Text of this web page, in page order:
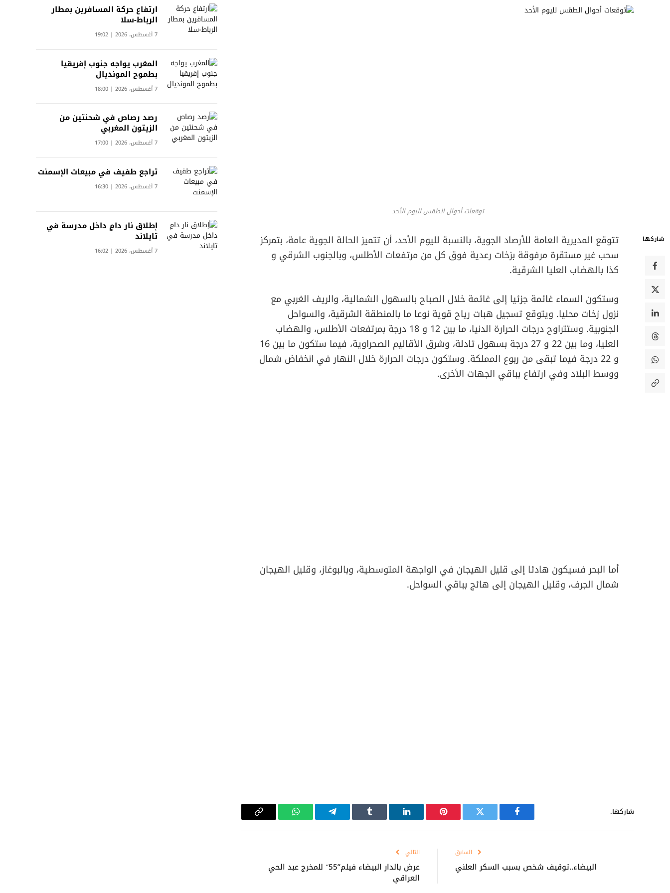
توقعات أحوال الطقس لليوم الأحد
شاركها
تتوقع المديرية العامة للأرصاد الجوية، بالنسبة لليوم الأحد، أن تتميز الحالة الجوية عامة، بتمركز
سحب غير مستقرة مرفوقة بزخات رعدية فوق كل من مرتفعات الأطلس، وبالجنوب الشرقي و
كذا بالهضاب العليا الشرقية.
وستكون السماء غائمة جزئيا إلى غائمة خلال الصباح بالسهول الشمالية، والريف الغربي مع
نزول زخات محليا. ويتوقع تسجيل هبات رياح قوية نوعا ما بالمنطقة الشرقية، والسواحل
الجنوبية. وستتراوح درجات الحرارة الدنيا، ما بين 12 و 18 درجة بمرتفعات الأطلس، والهضاب
العليا، وما بين 22 و 27 درجة بسهول تادلة، وشرق الأقاليم الصحراوية، فيما ستكون ما بين 16
و 22 درجة فيما تبقى من ربوع المملكة. وستكون درجات الحرارة خلال النهار في انخفاض شمال
ووسط البلاد وفي ارتفاع بباقي الجهات الأخرى.
أما البحر فسيكون هادئا إلى قليل الهيجان في الواجهة المتوسطية، وبالبوغاز، وقليل الهيجان
شمال الجرف، وقليل الهيجان إلى هائج بباقي السواحل.
شاركها.
فيسبوك تويتر بينتيريستلينكدإن Tumblr تيلقرام واتساب
Copy
السابق
البيضاء..توقيف شخص بسبب السكر العلني
التالي
عرض بالدار البيضاء فيلم”55″ للمخرج عبد الحي
العراقي
ارتفاع حركة المسافرين بمطار
الرباط-سلا
7 أغسطس، 2026 | 19:02
المغرب يواجه جنوب إفريقيا
بطموح المونديال
7 أغسطس، 2026 | 18:00
رصد رصاص في شحنتين من
الزيتون المغربي
7 أغسطس، 2026 | 17:00
تراجع طفيف في مبيعات الإسمنت
7 أغسطس، 2026 | 16:30
إطلاق نار دامٍ داخل مدرسة في
تايلاند
7 أغسطس، 2026 | 16:02